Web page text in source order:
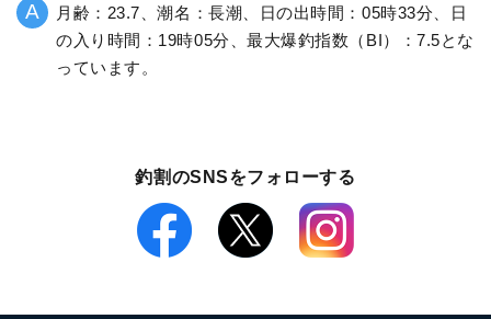
月齢：23.7、潮名：長潮、日の出時間：05時33分、日
の入り時間：19時05分、最大爆釣指数（BI）：7.5とな
っています。
釣割のSNSをフォローする